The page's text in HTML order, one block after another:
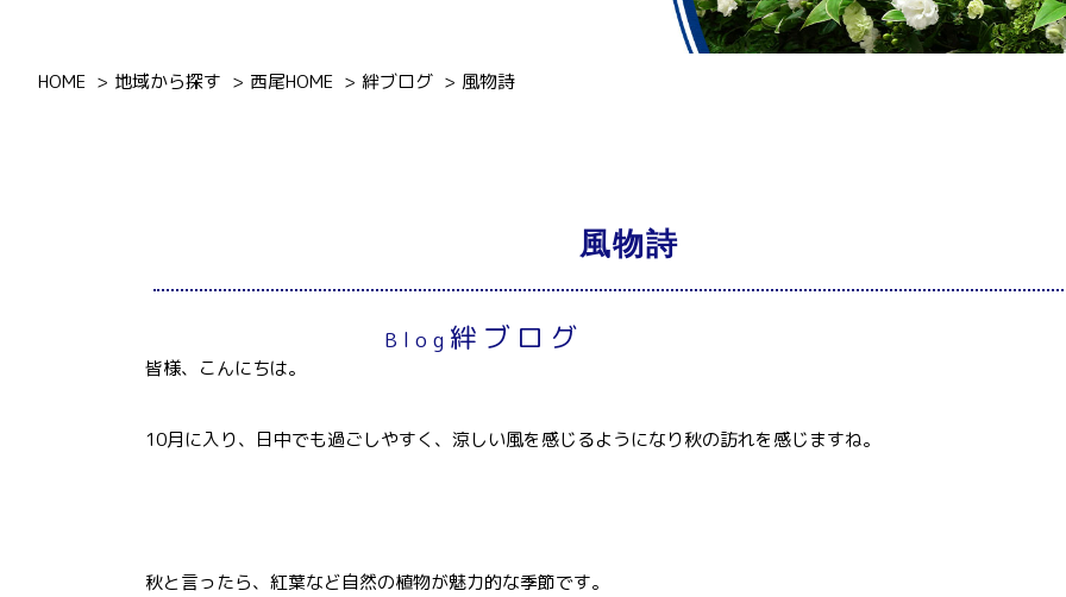
Blog 絆ブログ
HOME 地域から探す 西尾HOME 絆ブログ 風物詩
風物詩
皆様、こんにちは。
10月に入り、日中でも過ごしやすく、涼しい風を感じるようになり秋の訪れを感じますね。
秋と言ったら、紅葉など自然の植物が魅力的な季節です。